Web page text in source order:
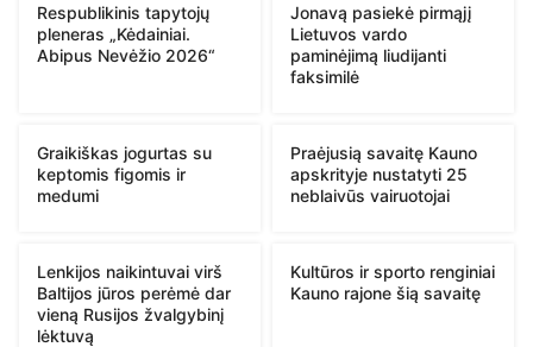
Respublikinis tapytojų
pleneras „Kėdainiai.
Abipus Nevėžio 2026“
Jonavą pasiekė pirmąjį
Lietuvos vardo
paminėjimą liudijanti
faksimilė
Graikiškas jogurtas su
keptomis figomis ir
medumi
Praėjusią savaitę Kauno
apskrityje nustatyti 25
neblaivūs vairuotojai
Lenkijos naikintuvai virš
Baltijos jūros perėmė dar
vieną Rusijos žvalgybinį
lėktuvą
Kultūros ir sporto renginiai
Kauno rajone šią savaitę